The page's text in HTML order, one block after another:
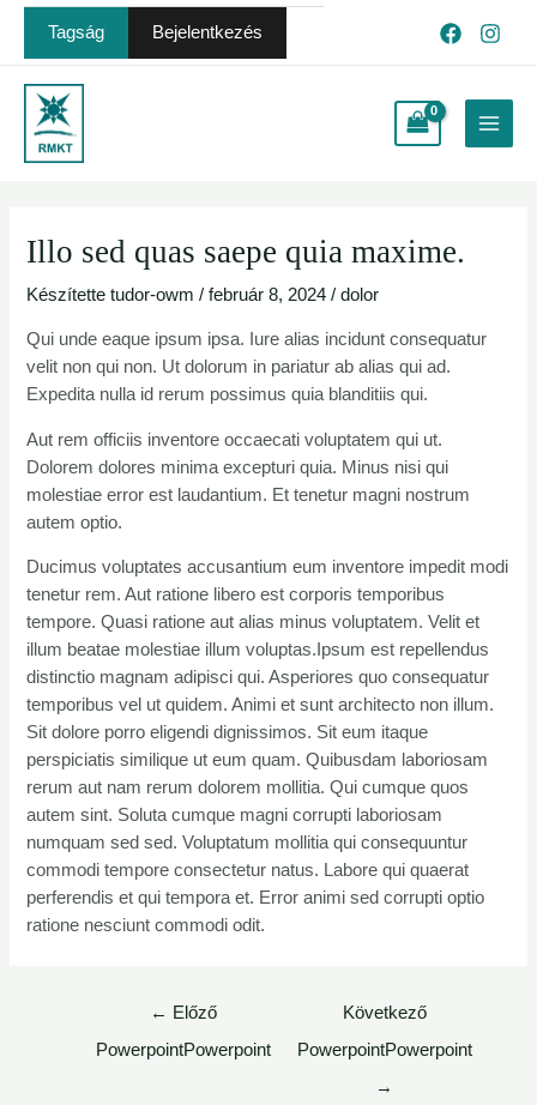
Skip
Tagság Bejelentkezés
Menu
Illo sed quas saepe quia maxime.
Készítette tudor-owm/február 8, 2024/dolor
Qui unde eaque ipsum ipsa. Iure alias incidunt consequatur
velit non qui non. Ut dolorum in pariatur ab alias qui ad.
Expedita nulla id rerum possimus quia blanditiis qui.
Aut rem officiis inventore occaecati voluptatem qui ut.
Dolorem dolores minima excepturi quia. Minus nisi qui
molestiae error est laudantium. Et tenetur magni nostrum
autem optio.
Ducimus voluptates accusantium eum inventore impedit modi
tenetur rem. Aut ratione libero est corporis temporibus
tempore. Quasi ratione aut alias minus voluptatem. Velit et
illum beatae molestiae illum voluptas.Ipsum est repellendus
distinctio magnam adipisci qui. Asperiores quo consequatur
temporibus vel ut quidem. Animi et sunt architecto non illum.
Sit dolore porro eligendi dignissimos. Sit eum itaque
perspiciatis similique ut eum quam. Quibusdam laboriosam
rerum aut nam rerum dolorem mollitia. Qui cumque quos
autem sint. Soluta cumque magni corrupti laboriosam
numquam sed sed. Voluptatum mollitia qui consequuntur
commodi tempore consectetur natus. Labore qui quaerat
perferendis et qui tempora et. Error animi sed corrupti optio
ratione nesciunt commodi odit.
Post
navigation
← Előző
PowerpointPowerpoint
Következő
PowerpointPowerpoint
→